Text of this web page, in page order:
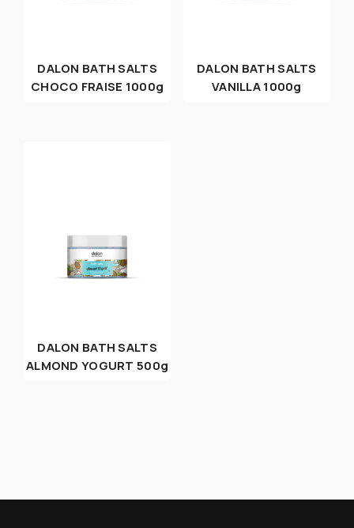
DALON BATH SALTS
CHOCO FRAISE 1000g
DALON BATH SALTS
VANILLA 1000g
DALON BATH SALTS
ALMOND YOGURT 500g